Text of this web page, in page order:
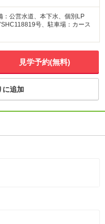
公営水道、本下水、個別LP
号、駐車場：カース
見学予約(無料)
に追加